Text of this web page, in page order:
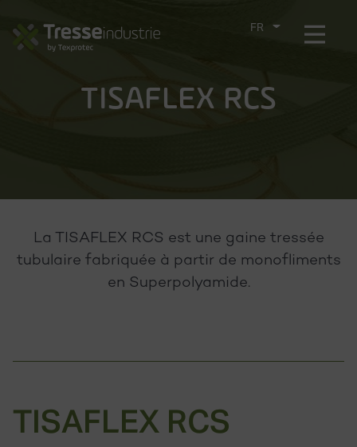
directement
LANGUE
Menu
TISAFLEX RCS
La TISAFLEX RCS est une gaine tressée
tubulaire fabriquée à partir de monofliments
en Superpolyamide.
TISAFLEX RCS